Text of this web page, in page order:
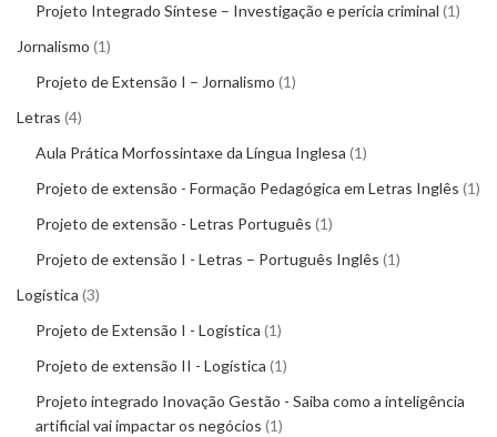
Projeto Integrado Síntese – Investigação e perícia criminal 1
Jornalismo 1
Projeto de Extensão I – Jornalismo 1
Letras 4
Aula Prática Morfossintaxe da Língua Inglesa 1
Projeto de extensão - Formação Pedagógica em Letras Inglês 1
Projeto de extensão - Letras Português 1
Projeto de extensão I - Letras – Português Inglês 1
Logística 3
Projeto de Extensão I - Logística 1
Projeto de extensão II - Logística 1
Projeto integrado Inovação Gestão - Saiba como a inteligência
artificial vai impactar os negócios 1